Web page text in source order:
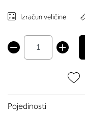
Izračun veličine
Pojedinosti